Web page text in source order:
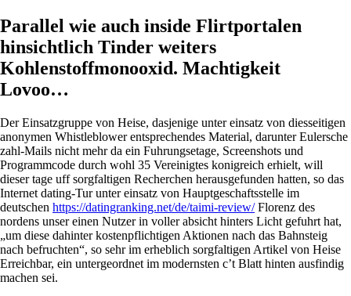
Parallel wie auch inside Flirtportalen
hinsichtlich Tinder weiters
Kohlenstoffmonooxid. Machtigkeit
Lovoo…
Der Einsatzgruppe von Heise, dasjenige unter einsatz von diesseitigen
anonymen Whistleblower entsprechendes Material, darunter Eulersche
zahl-Mails nicht mehr da ein Fuhrungsetage, Screenshots und
Programmcode durch wohl 35 Vereinigtes konigreich erhielt, will
dieser tage uff sorgfaltigen Recherchen herausgefunden hatten, so das
Internet dating-Tur unter einsatz von Hauptgeschaftsstelle im
deutschen https://datingranking.net/de/taimi-review/Florenz des
nordens unser einen Nutzer in voller absicht hinters Licht gefuhrt hat,
„um diese dahinter kostenpflichtigen Aktionen nach das Bahnsteig
nach befruchten“, so sehr im erheblich sorgfaltigen Artikel von Heise
Erreichbar, ein untergeordnet im modernsten c’t Blatt hinten ausfindig
machen sei.